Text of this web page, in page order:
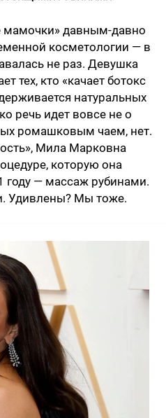
мамочки» давным-давно
косметологии — в
не раз. Девушка
тех, кто «качает ботокс
натуральных
речь идет вовсе не о
ромашковым чаем, нет.
Мила Марковна
которую она
году — массаж рубинами.
Удивлены? Мы тоже.